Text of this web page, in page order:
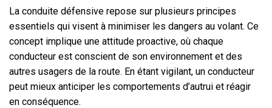
La conduite défensive repose sur plusieurs principes
essentiels qui visent à minimiser les dangers au volant. Ce
concept implique une attitude proactive, où chaque
conducteur est conscient de son environnement et des
autres usagers de la route. En étant vigilant, un conducteur
peut mieux anticiper les comportements d’autrui et réagir
en conséquence.